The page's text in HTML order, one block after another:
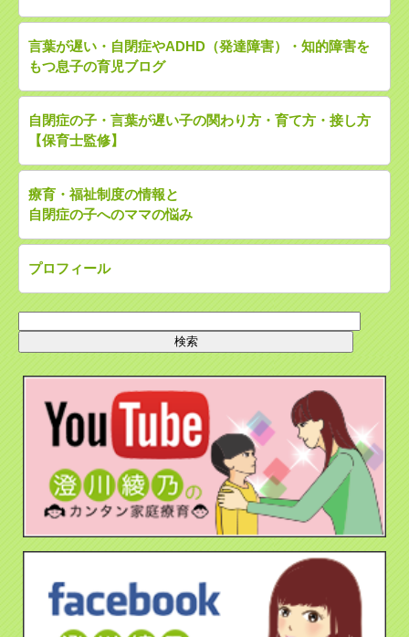
言葉が遅い・自閉症やADHD（発達障害）・知的障害を
もつ息子の育児ブログ
自閉症の子・言葉が遅い子の関わり方・育て方・接し方
【保育士監修】
療育・福祉制度の情報と
自閉症の子へのママの悩み
プロフィール
索: